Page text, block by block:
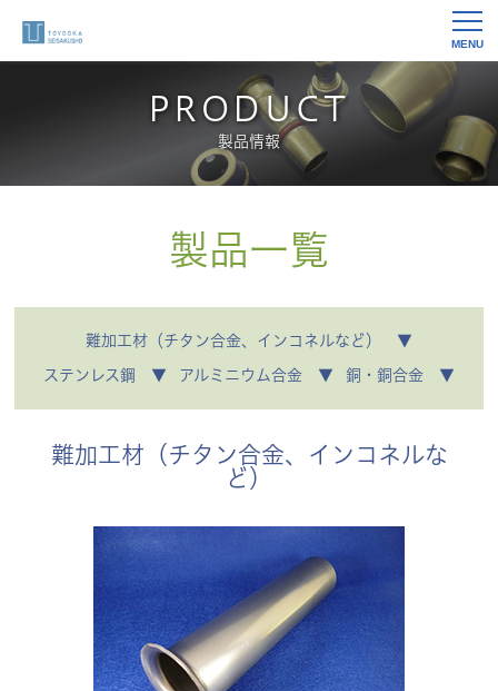
MENU
PRODUCT
製品情報
製品一覧
難加工材（チタン合金、インコネルなど） ▼
ステンレス鋼 ▼ アルミニウム合金 ▼ 銅・銅合金 ▼
難加工材（チタン合金、インコネルな
ど）